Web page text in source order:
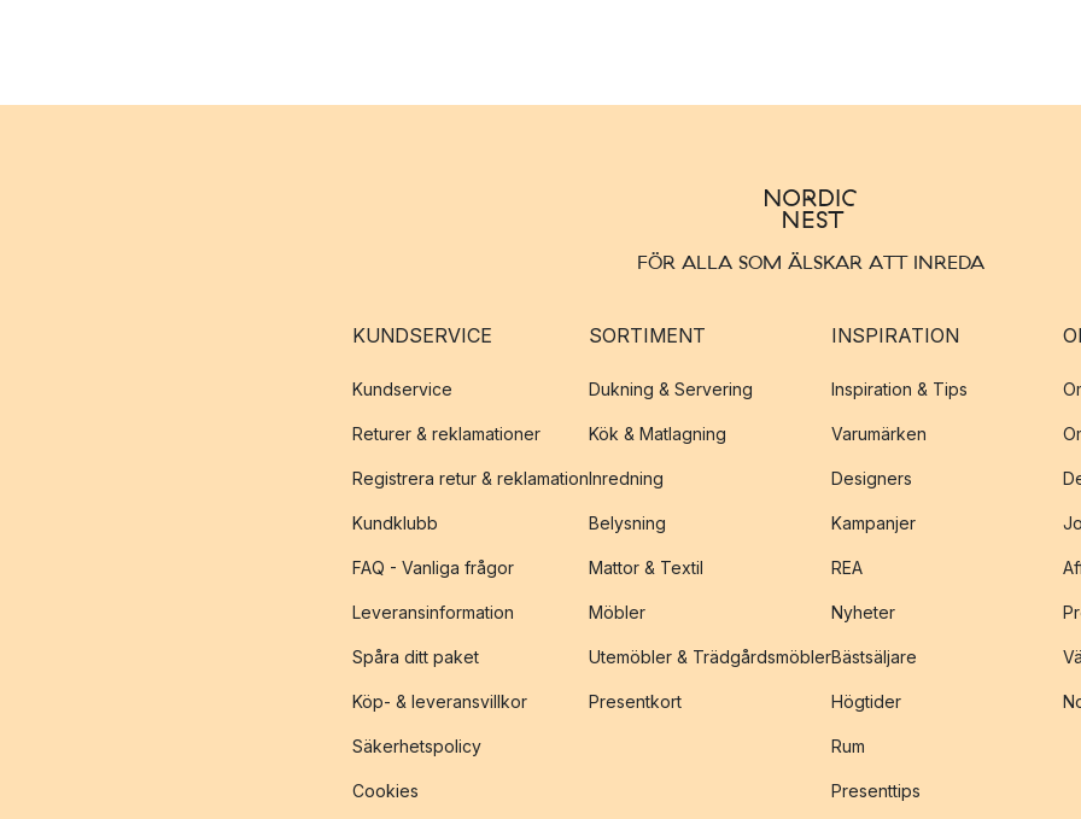
FÖR ALLA SOM ÄLSKAR ATT INREDA
KUNDSERVICE
Kundservice
Returer & reklamationer
Registrera retur & reklamation
Kundklubb
FAQ - Vanliga frågor
Leveransinformation
Spåra ditt paket
Köp- & leveransvillkor
Säkerhetspolicy
Cookies
SORTIMENT
Dukning & Servering
Kök & Matlagning
Inredning
Belysning
Mattor & Textil
Möbler
Utemöbler & Trädgårdsmöbler
Presentkort
INSPIRATION
Inspiration & Tips
Varumärken
Designers
Kampanjer
REA
Nyheter
Bästsäljare
Högtider
Rum
Presenttips